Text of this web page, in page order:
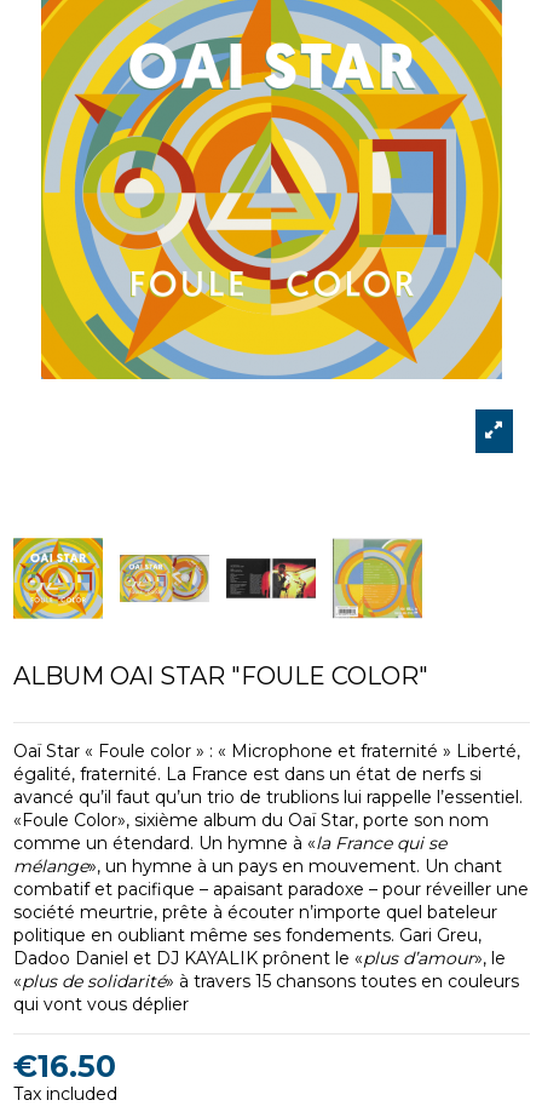
ALBUM OAI STAR "FOULE COLOR"
Oaï Star « Foule color » : « Microphone et fraternité » Liberté,
égalité, fraternité. La France est dans un état de nerfs si
avancé qu’il faut qu’un trio de trublions lui rappelle l’essentiel.
«Foule Color», sixième album du Oaï Star, porte son nom
comme un étendard. Un hymne à «la France qui se
mélange», un hymne à un pays en mouvement. Un chant
combatif et pacifique – apaisant paradoxe – pour réveiller une
société meurtrie, prête à écouter n’importe quel bateleur
politique en oubliant même ses fondements. Gari Greu,
Dadoo Daniel et DJ KAYALIK prônent le «plus d’amour», le
«plus de solidarité» à travers 15 chansons toutes en couleurs
qui vont vous déplier
€16.50
Tax included